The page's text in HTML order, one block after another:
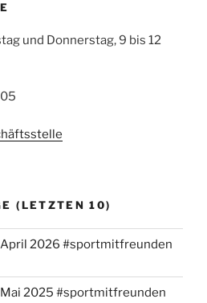
und Donnerstag, 9 bis 12
(LETZTEN 10)
2026 #sportmitfreunden
2025 #sportmitfreunden